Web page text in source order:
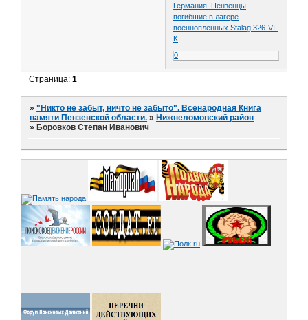
Германия. Пензенцы,
погибшие в лагере
военнопленных Stalag 326-VI-
K
0
Страница:1
»"Никто не забыт, ничто не забыто". Всенародная Книга
памяти Пензенской области. » Нижнеломовский район
» Боровков Степан Иванович